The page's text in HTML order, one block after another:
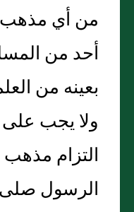
من أي
أحد من
بعينه من
ولا يجب
التزام
الرسول